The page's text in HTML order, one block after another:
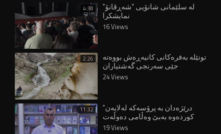
4:38 لە سلێمانی شانۆیی "شەڕڤانۆ"
نمایشکرا
16 Views
2:26 تونێلە بەفرەکانی کانیەڕەش بووەتە
جێی سەرنجی گەشتیاران
24 Views
11:32 "درێژەدان بە پرۆسەکە لەلایەن
کوردەوە بەبێ وەڵامی دەوڵەت
قورسە"
19 Views